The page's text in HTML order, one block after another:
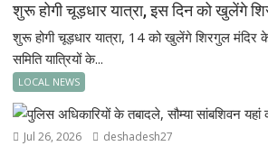
शुरू होगी चूड़धार यात्रा, इस दिन को खुलेंगे
शुरू होगी चूड़धार यात्रा, 14 को खुलेंगे शिरगुल मंदिर
समिति यात्रियों के...
LOCAL NEWS
Jul 26, 2026 deshadesh27